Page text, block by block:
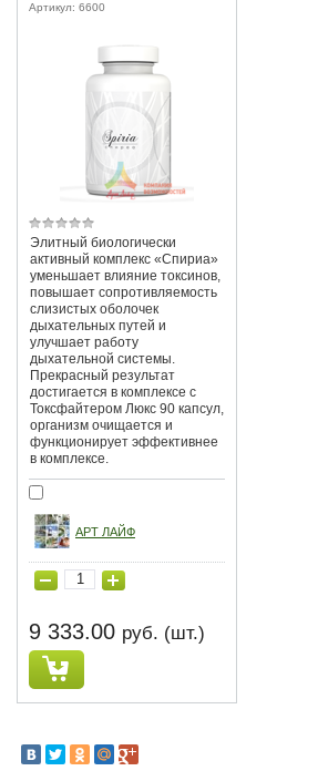
Артикул: 6600
Элитный биологически
активный комплекс «Спириа»
уменьшает влияние токсинов,
повышает сопротивляемость
слизистых оболочек
дыхательных путей и
улучшает работу
дыхательной системы.
Прекрасный результат
достигается в комплексе с
Токсфайтером Люкс 90 капсул,
организм очищается и
функционирует эффективнее
в комплексе.
АРТ ЛАЙФ
9 333.00 руб. (шт.)